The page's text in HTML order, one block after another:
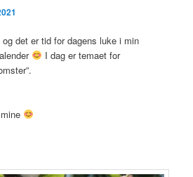
det er tid for dagens luke i min
I dag er temaet for